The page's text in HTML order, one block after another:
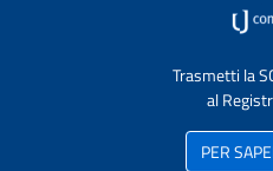
Trasmetti la
al
PER